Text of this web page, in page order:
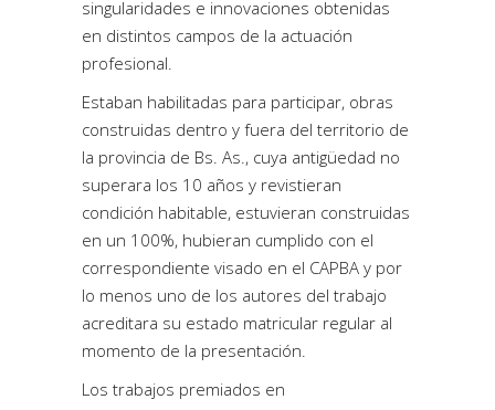
singularidades e innovaciones obtenidas
en distintos campos de la actuación
profesional.
Estaban habilitadas para participar, obras
construidas dentro y fuera del territorio de
la provincia de Bs. As., cuya antigüedad no
superara los 10 años y revistieran
condición habitable, estuvieran construidas
en un 100%, hubieran cumplido con el
correspondiente visado en el CAPBA y por
lo menos uno de los autores del trabajo
acreditara su estado matricular regular al
momento de la presentación.
Los trabajos premiados en